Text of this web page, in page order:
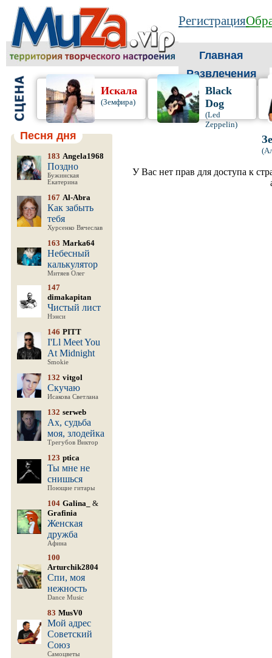
Регистрация
Главная
Развлечения
Искала
(Земфира)
Black
Dog
(Led
Zeppelin)
Песня дня
183 Angela1968
Поздно
Бужинская
Екатерина
167 Al-Abra
Как забыть
тебя
Хурсенко Вячеслав
163 Marka64
Небесный
калькулятор
Митяев Олег
147
dimakapitan
Чистый лист
Нэнси
146 PITT
I'Ll Meet You
At Midnight
Smokie
132 vitgol
Скучаю
Исакова Светлана
132 serweb
Ах, судьба
моя, злодейка
Трегубов Виктор
123 ptica
Ты мне не
снишься
Поющие гитары
104 Galina_
&
Grafinia
Женская
дружба
Афина
100
Arturchik2804
Спи, моя
нежность
Dance Music
83 MusV0
Мой адрес
Советский
Союз
Самоцветы
У Вас нет прав для доступа к